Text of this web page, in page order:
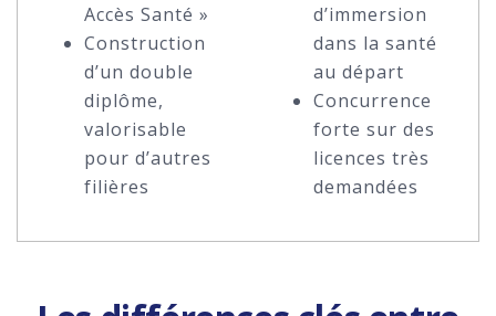
Accès Santé »
Construction
d’un double
diplôme,
valorisable
pour d’autres
filières
d’immersion
dans la santé
au départ
Concurrence
forte sur des
licences très
demandées